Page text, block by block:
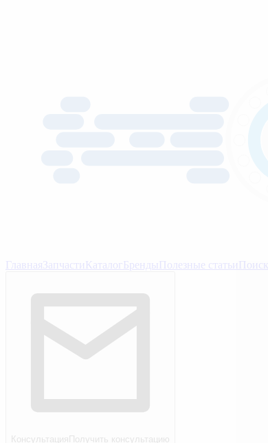
Главная Запчасти КаталогБренды Полезные статьи Поиск
Консультация Получить консультацию